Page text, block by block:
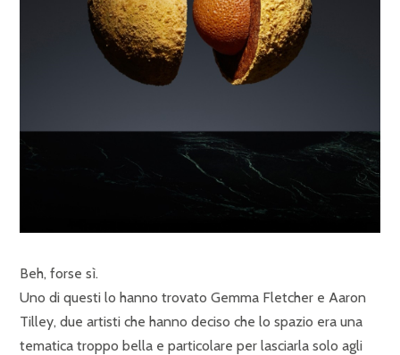
Beh, forse sì.
Uno di questi lo hanno trovato Gemma Fletcher e Aaron
Tilley, due artisti che hanno deciso che lo spazio era una
tematica troppo bella e particolare per lasciarla solo agli